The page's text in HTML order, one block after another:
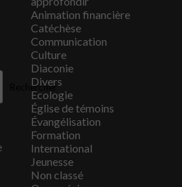
Rechercher
Animation financière
Catéchèse
Communication
Culture
Diaconie
Divers
Ecologie
Église de témoins
Évangélisation
Formation
International
Jeunesse
Non classé